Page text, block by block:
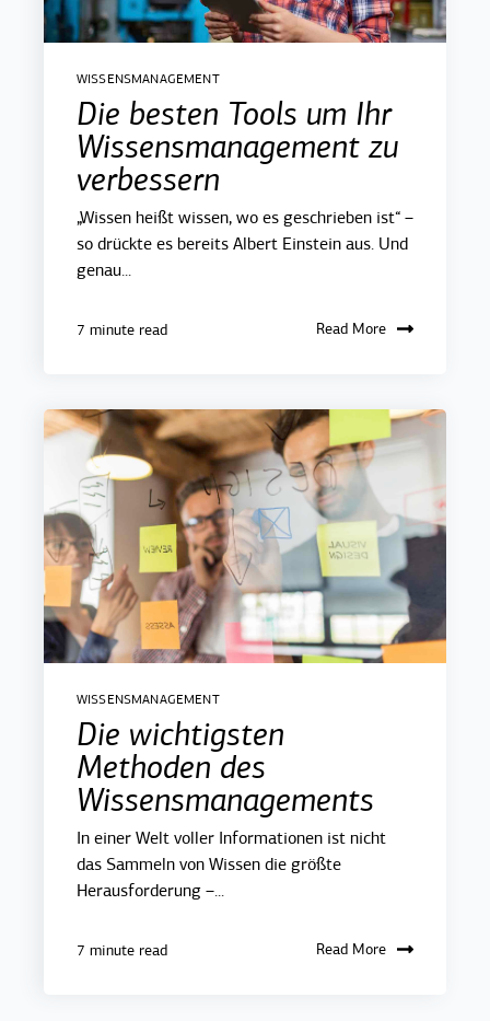
WISSENSMANAGEMENT
Die besten Tools um Ihr
Wissensmanagement zu
verbessern
„Wissen heißt wissen, wo es geschrieben ist“ –
so drückte es bereits Albert Einstein aus. Und
genau...
7 minute read Read More
WISSENSMANAGEMENT
Die wichtigsten
Methoden des
Wissensmanagements
In einer Welt voller Informationen ist nicht
das Sammeln von Wissen die größte
Herausforderung –...
7 minute read Read More